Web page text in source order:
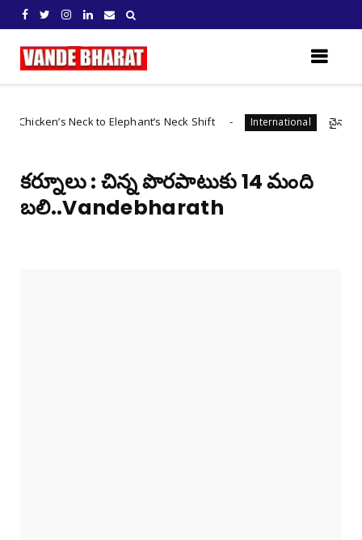
Neck to Elephant’s Neck Shift International చైనా సైబర్ మాఫియాలో
కర్నూలు : చిన్న పొరపాటుకు 14 మంది
బలి..Vandebharath